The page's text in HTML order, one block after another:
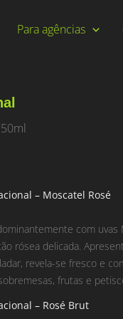
Para agências
– Moscatel Rosé
com
rósea delicada.
revela-se fresco e
frutas e
– Rosé Brut